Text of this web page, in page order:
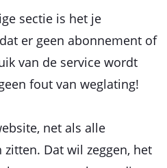
sectie is het je
er geen abonnement of
van de service wordt
fout van weglating!
net als alle
Dat wil zeggen, het